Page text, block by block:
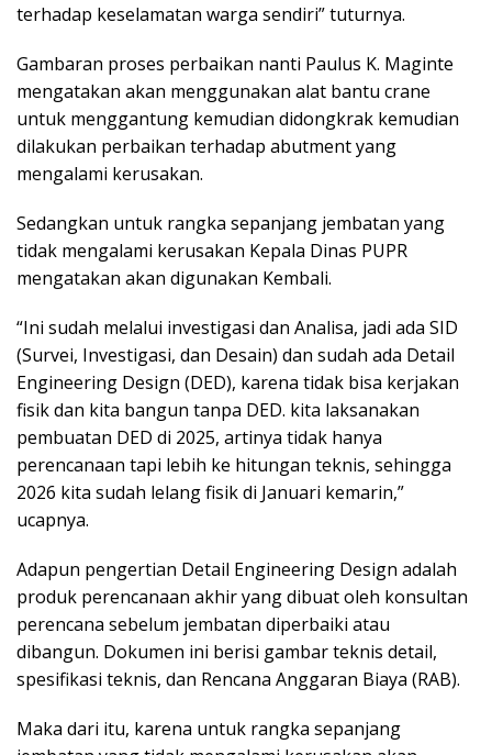
terhadap keselamatan warga sendiri” tuturnya.
Gambaran proses perbaikan nanti Paulus K. Maginte
mengatakan akan menggunakan alat bantu crane
untuk menggantung kemudian didongkrak kemudian
dilakukan perbaikan terhadap abutment yang
mengalami kerusakan.
Sedangkan untuk rangka sepanjang jembatan yang
tidak mengalami kerusakan Kepala Dinas PUPR
mengatakan akan digunakan Kembali.
“Ini sudah melalui investigasi dan Analisa, jadi ada SID
(Survei, Investigasi, dan Desain) dan sudah ada Detail
Engineering Design (DED), karena tidak bisa kerjakan
fisik dan kita bangun tanpa DED. kita laksanakan
pembuatan DED di 2025, artinya tidak hanya
perencanaan tapi lebih ke hitungan teknis, sehingga
2026 kita sudah lelang fisik di Januari kemarin,”
ucapnya.
Adapun pengertian Detail Engineering Design adalah
produk perencanaan akhir yang dibuat oleh konsultan
perencana sebelum jembatan diperbaiki atau
dibangun. Dokumen ini berisi gambar teknis detail,
spesifikasi teknis, dan Rencana Anggaran Biaya (RAB).
Maka dari itu, karena untuk rangka sepanjang